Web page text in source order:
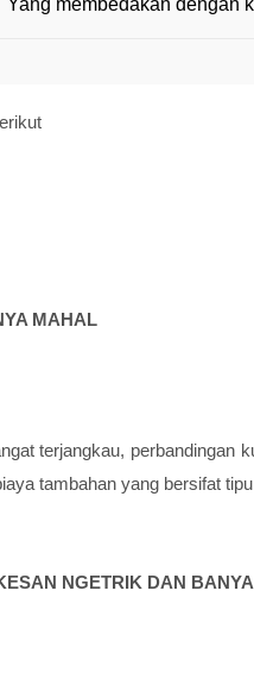
Yang membedakan dengan
MAHAL
terjangkau, perbandingan
tambahan yang bersifat
NGETRIK DAN